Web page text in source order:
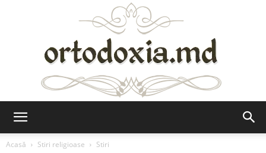
Acasă
Stiri religioase Stiri